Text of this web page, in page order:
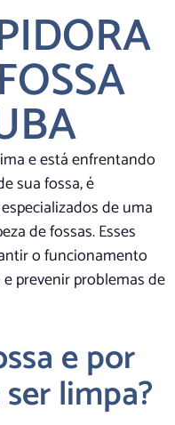
e está enfrentando
sua fossa, é
de uma
de fossas. Esses
o funcionamento
prevenir problemas de
e por
limpa?